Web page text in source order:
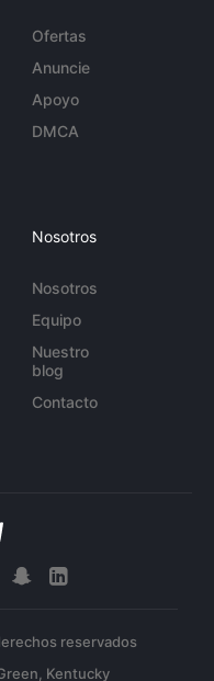
Ofertas
Anuncie
Apoyo
DMCA
Nosotros
Nosotros
Equipo
Nuestro
blog
Contacto
reservados